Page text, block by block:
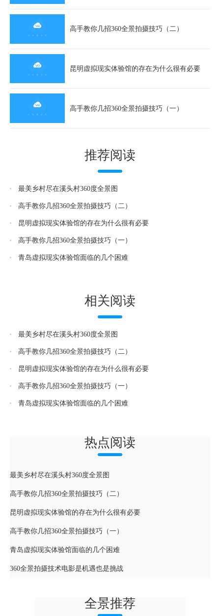
高手教你几招360全景拍摄技巧（二）
昆明虚拟现实体验馆的存在为什么很有必要
高手教你几招360全景拍摄技巧（一）
推荐阅读
最美乡村尽在溪头村360度全景图
高手教你几招360全景拍摄技巧（二）
昆明虚拟现实体验馆的存在为什么很有必要
高手教你几招360全景拍摄技巧（一）
青岛虚拟现实体验馆面临的几个困难
相关阅读
最美乡村尽在溪头村360度全景图
高手教你几招360全景拍摄技巧（二）
昆明虚拟现实体验馆的存在为什么很有必要
高手教你几招360全景拍摄技巧（一）
青岛虚拟现实体验馆面临的几个困难
热点阅读
最美乡村尽在溪头村360度全景图
高手教你几招360全景拍摄技巧（二）
昆明虚拟现实体验馆的存在为什么很有必要
高手教你几招360全景拍摄技巧（一）
青岛虚拟现实体验馆面临的几个困难
360全景拍摄技术电影是机遇也是挑战
全景推荐